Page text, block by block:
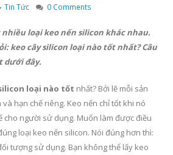
Tin Tức 0 Comments
loại keo nến silicon khác nhau.
keo cây silicon loại nào tốt nhất? Câu
dưới đây.
loại nào tốt nhất? Bởi lẽ mỗi sản
hạn chế riêng. Keo nến chỉ tốt khi nó
cho người sử dụng. Muốn làm được điều
loại keo nến silicon. Nói đúng hơn thì:
tượng sử dụng. Bạn không thể lấy keo